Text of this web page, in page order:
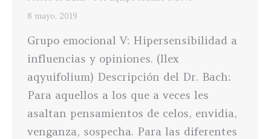
8 mayo, 2019
Grupo emocional V: Hipersensibilidad a
influencias y opiniones. (Ilex
aqyuifolium) Descripción del Dr. Bach:
Para aquellos a los que a veces les
asaltan pensamientos de celos, envidia,
venganza, sospecha. Para las diferentes